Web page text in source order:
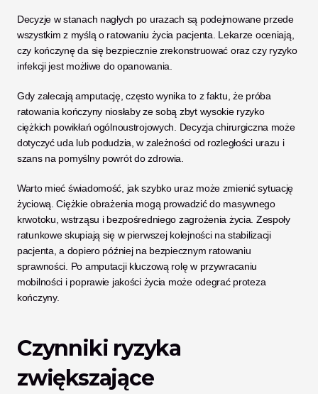
Decyzje w stanach nagłych po urazach są podejmowane przede
wszystkim z myślą o ratowaniu życia pacjenta. Lekarze oceniają,
czy kończynę da się bezpiecznie zrekonstruować oraz czy ryzyko
infekcji jest możliwe do opanowania.
Gdy zalecają amputację, często wynika to z faktu, że próba
ratowania kończyny niosłaby ze sobą zbyt wysokie ryzyko
ciężkich powikłań ogólnoustrojowych. Decyzja chirurgiczna może
dotyczyć uda lub podudzia, w zależności od rozległości urazu i
szans na pomyślny powrót do zdrowia.
Warto mieć świadomość, jak szybko uraz może zmienić sytuację
życiową. Ciężkie obrażenia mogą prowadzić do masywnego
krwotoku, wstrząsu i bezpośredniego zagrożenia życia. Zespoły
ratunkowe skupiają się w pierwszej kolejności na stabilizacji
pacjenta, a dopiero później na bezpiecznym ratowaniu
sprawności. Po amputacji kluczową rolę w przywracaniu
mobilności i poprawie jakości życia może odegrać proteza
kończyny.
Czynniki ryzyka
zwiększające